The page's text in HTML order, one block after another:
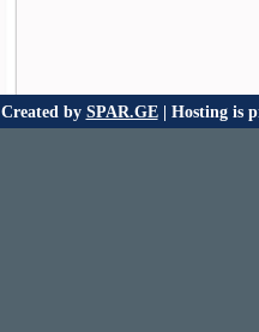
Created by SPAR.GE| Hosting is